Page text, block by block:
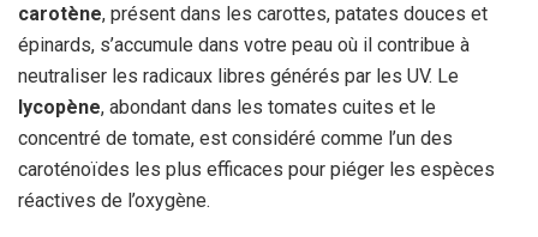
carotène, présent dans les carottes, patates douces et
épinards, s’accumule dans votre peau où il contribue à
neutraliser les radicaux libres générés par les UV. Le
lycopène, abondant dans les tomates cuites et le
concentré de tomate, est considéré comme l’un des
caroténoïdes les plus efficaces pour piéger les espèces
réactives de l’oxygène.